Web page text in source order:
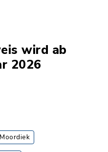
wird ab
2026
Moordiek